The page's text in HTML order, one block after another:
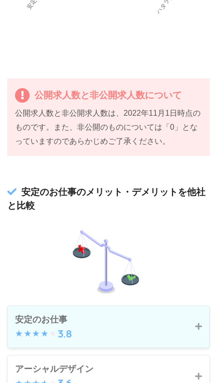
公開求人数と非公開求人数について
公開求人数と非公開求人数は、2022年11月1日時点の
ものです。また、非公開のものについては「0」とな
っていますのであらかじめご了承ください。
安定のお仕事のメリット・デメリットを他社
と比較
安定のお仕事
3.8
アーシャルデザイン